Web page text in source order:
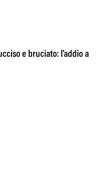
e bruciato: l'addio a